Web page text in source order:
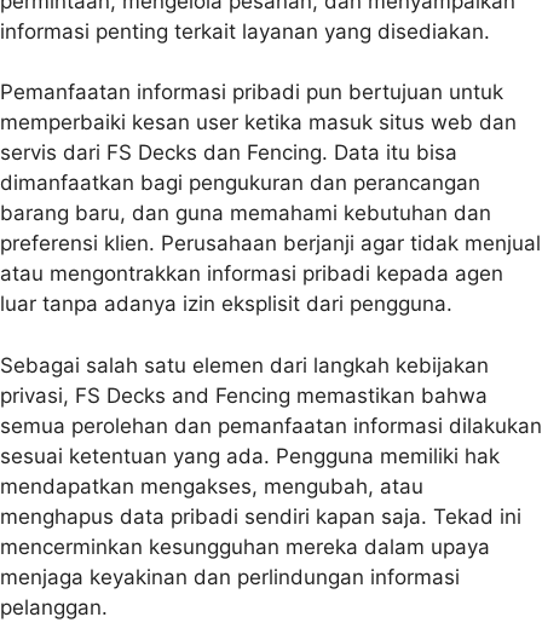
informasi penting terkait layanan yang disediakan.
Pemanfaatan informasi pribadi pun bertujuan untuk
memperbaiki kesan user ketika masuk situs web dan
servis dari FS Decks dan Fencing. Data itu bisa
dimanfaatkan bagi pengukuran dan perancangan
barang baru, dan guna memahami kebutuhan dan
preferensi klien. Perusahaan berjanji agar tidak menjual
atau mengontrakkan informasi pribadi kepada agen
luar tanpa adanya izin eksplisit dari pengguna.
Sebagai salah satu elemen dari langkah kebijakan
privasi, FS Decks and Fencing memastikan bahwa
semua perolehan dan pemanfaatan informasi dilakukan
sesuai ketentuan yang ada. Pengguna memiliki hak
mendapatkan mengakses, mengubah, atau
menghapus data pribadi sendiri kapan saja. Tekad ini
mencerminkan kesungguhan mereka dalam upaya
menjaga keyakinan dan perlindungan informasi
pelanggan.